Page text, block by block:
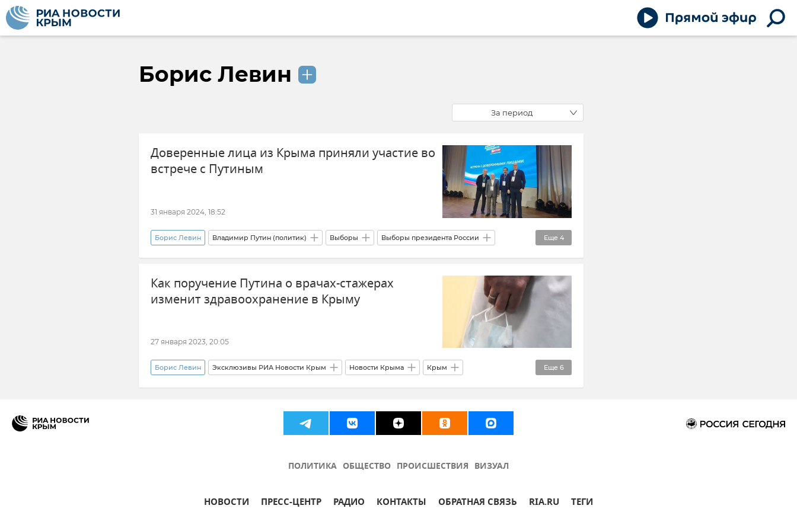
Борис Левин
За период
Доверенные лица из Крыма приняли участие во
встрече с Путиным
31 января 2024, 18:52
Еще 4
Борис Левин Владимир Путин (политик) Выборы Выборы президента России
Политика Крым Новости Новости Крыма
Как поручение Путина о врачах-стажерах
изменит здравоохранение в Крыму
27 января 2023, 20:05
Еще 6
Борис Левин Эксклюзивы РИА Новости Крым Новости Крыма Крым
Здравоохранение в России Здравоохранение в Крыму и Севастополе
Мнения Общество Здоровье
ПОЛИТИКА ОБЩЕСТВО ПРОИСШЕСТВИЯ ВИЗУАЛ
НОВОСТИ ПРЕСС-ЦЕНТР РАДИО КОНТАКТЫ ОБРАТНАЯ СВЯЗЬ RIA.RU ТЕГИ